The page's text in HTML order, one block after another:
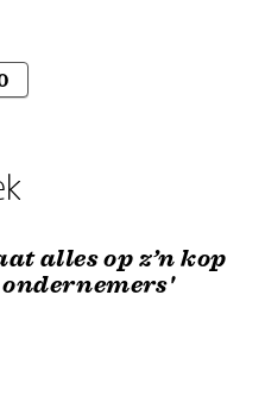
alles op z’n kop